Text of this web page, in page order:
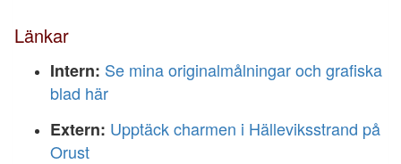
Länkar
Intern: Se mina originalmålningar och grafiska
blad här
Extern: Upptäck charmen i Hälleviksstrand på
Orust